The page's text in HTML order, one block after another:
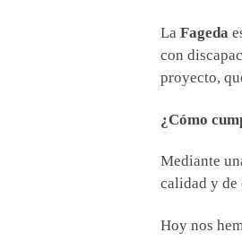
La Fageda
con
proyecto,
¿Cómo
Mediante
calidad y de
Hoy nos